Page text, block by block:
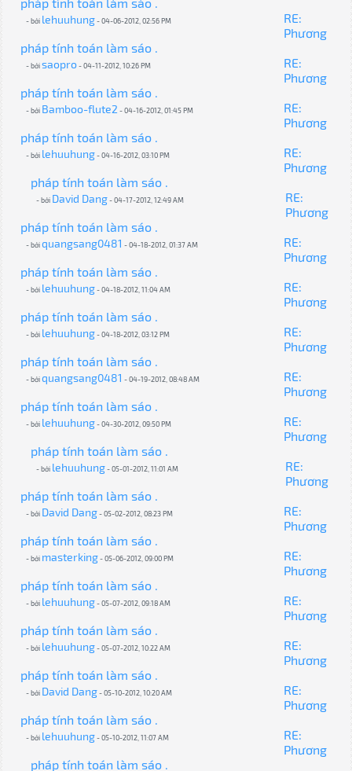
pháp tính toán làm sáo .
- bởi lehuuhung- 04-06-2012, 02:56 PM
RE:
Phương
pháp tính toán làm sáo .
- bởisaopro- 04-11-2012, 10:26 PM
RE:
Phương
pháp tính toán làm sáo .
- bởi Bamboo-flute2 - 04-16-2012, 01:45 PM
RE:
Phương
pháp tính toán làm sáo .
- bởi lehuuhung- 04-16-2012, 03:10 PM
RE:
Phương
pháp tính toán làm sáo .
- bởi David Dang- 04-17-2012, 12:49 AM
RE:
Phương
pháp tính toán làm sáo .
- bởiquangsang0481 - 04-18-2012, 01:37 AM
RE:
Phương
pháp tính toán làm sáo .
- bởi lehuuhung- 04-18-2012, 11:04 AM
RE:
Phương
pháp tính toán làm sáo .
- bởi lehuuhung- 04-18-2012, 03:12 PM
RE:
Phương
pháp tính toán làm sáo .
- bởiquangsang0481 - 04-19-2012, 08:48 AM
RE:
Phương
pháp tính toán làm sáo .
- bởi lehuuhung- 04-30-2012, 09:50 PM
RE:
Phương
pháp tính toán làm sáo .
- bởi lehuuhung- 05-01-2012, 11:01 AM
RE:
Phương
pháp tính toán làm sáo .
- bởi David Dang- 05-02-2012, 08:23 PM
RE:
Phương
pháp tính toán làm sáo .
- bởi masterking- 05-06-2012, 09:00 PM
RE:
Phương
pháp tính toán làm sáo .
- bởi lehuuhung- 05-07-2012, 09:18 AM
RE:
Phương
pháp tính toán làm sáo .
- bởi lehuuhung- 05-07-2012, 10:22 AM
RE:
Phương
pháp tính toán làm sáo .
- bởi David Dang- 05-10-2012, 10:20 AM
RE:
Phương
pháp tính toán làm sáo .
- bởi lehuuhung- 05-10-2012, 11:07 AM
RE:
Phương
pháp tính toán làm sáo .